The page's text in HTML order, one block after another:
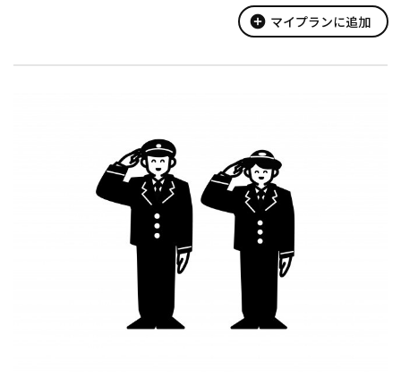
館外にも漏刻・日時計・古代火時計が設... add_circle マイプランに追加